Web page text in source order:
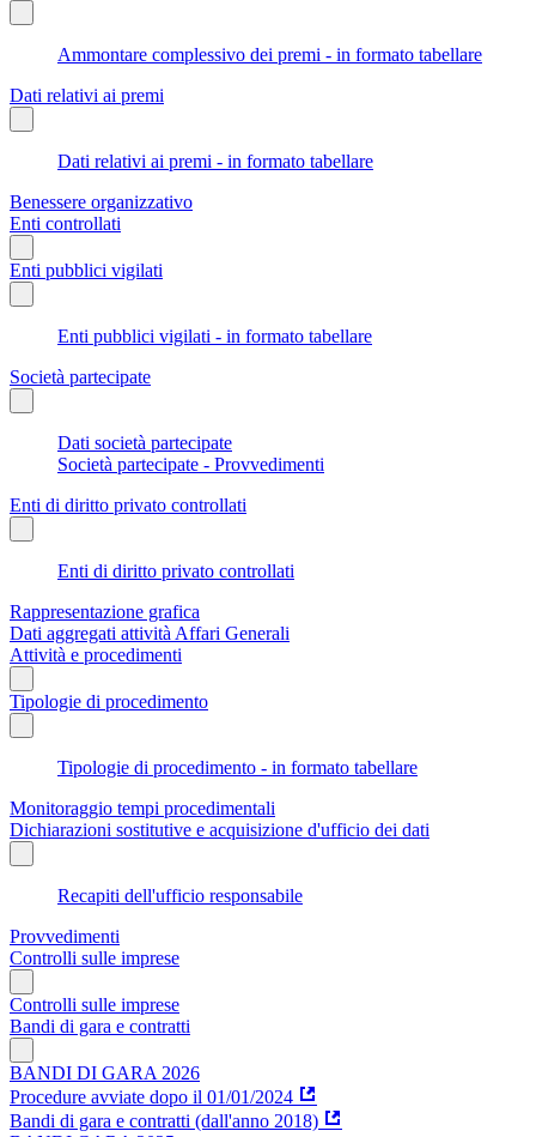
Ammontare complessivo dei premi - in formato tabellare
Dati relativi ai premi
Dati relativi ai premi - in formato tabellare
Benessere organizzativo
Enti controllati
Enti pubblici vigilati
Enti pubblici vigilati - in formato tabellare
Società partecipate
Dati società partecipate
Società partecipate - Provvedimenti
Enti di diritto privato controllati
Enti di diritto privato controllati
Rappresentazione grafica
Dati aggregati attività Affari Generali
Attività e procedimenti
Tipologie di procedimento
Tipologie di procedimento - in formato tabellare
Monitoraggio tempi procedimentali
Dichiarazioni sostitutive e acquisizione d'ufficio dei dati
Recapiti dell'ufficio responsabile
Provvedimenti
Controlli sulle imprese
Controlli sulle imprese
Bandi di gara e contratti
BANDI DI GARA 2026
Procedure avviate dopo il 01/01/2024
Bandi di gara e contratti (dall'anno 2018)